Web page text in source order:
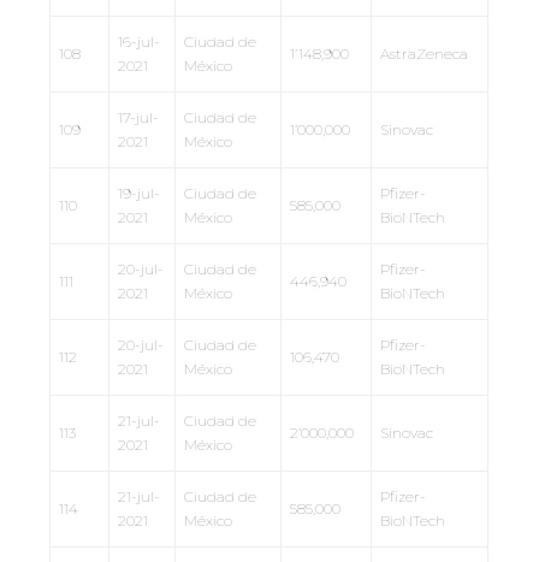
108
16-jul-
2021
Ciudad de
México
1’148,900 AstraZeneca
109
17-jul-
2021
Ciudad de
México
1’000,000 Sinovac
110
19-jul-
2021
Ciudad de
México
585,000
Pfizer-
BioNTech
111
20-jul-
2021
Ciudad de
México
446,940
Pfizer-
BioNTech
112
20-jul-
2021
Ciudad de
México
106,470
Pfizer-
BioNTech
113
21-jul-
2021
Ciudad de
México
2’000,000 Sinovac
114
21-jul-
2021
Ciudad de
México
585,000
Pfizer-
BioNTech